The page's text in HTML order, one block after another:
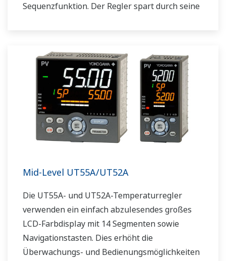
Sequenzfunktion. Der Regler spart durch seine
die Ethernetkommunikation.
Mid-Level UT55A/UT52A
Die UT55A- und UT52A-Temperaturregler
verwenden ein einfach abzulesendes großes
LCD-Farbdisplay mit 14 Segmenten sowie
Navigationstasten. Dies erhöht die
Überwachungs- und Bedienungsmöglichkeiten